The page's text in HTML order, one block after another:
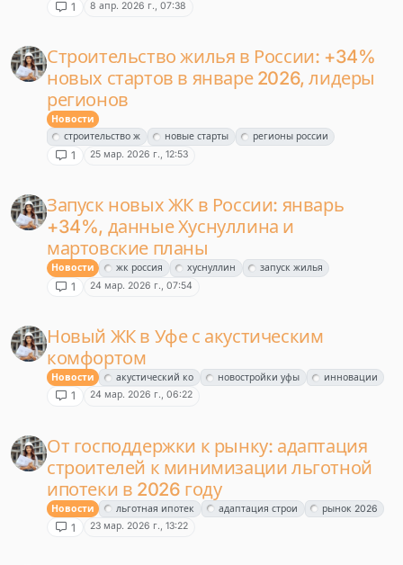
1 8 апр. 2026 г., 07:38
Строительство жилья в России: +34%
новых стартов в январе 2026, лидеры
регионов
Новости
строительство ж
новые старты регионы россии
1 25 мар. 2026 г., 12:53
Запуск новых ЖК в России: январь
+34%, данные Хуснуллина и
мартовские планы
Новости жк россия хуснуллин запуск жилья
1 24 мар. 2026 г., 07:54
Новый ЖК в Уфе с акустическим
комфортом
Новости акустический ко новостройки уфы инновации
1 24 мар. 2026 г., 06:22
От господдержки к рынку: адаптация
строителей к минимизации льготной
ипотеки в 2026 году
Новости льготная ипотек адаптация строи рынок 2026
1 23 мар. 2026 г., 13:22